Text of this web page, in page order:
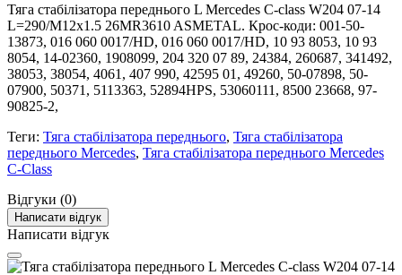
Тяга стабілізатора переднього L Mercedes C-class W204 07-14
L=290/M12x1.5 26MR3610 ASMETAL. Крос-коди: 001-50-
13873, 016 060 0017/HD, 016 060 0017/HD, 10 93 8053, 10 93
8054, 14-02360, 1908099, 204 320 07 89, 24384, 260687, 341492,
38053, 38054, 4061, 407 990, 42595 01, 49260, 50-07898, 50-
07900, 50371, 5113363, 52894HPS, 53060111, 8500 23668, 97-
90825-2,
Теги: Тяга стабілізатора переднього, Тяга стабілізатора
переднього Mercedes, Тяга стабілізатора переднього Mercedes
C-Class
Відгуки (0)
Написати відгук
Написати відгук